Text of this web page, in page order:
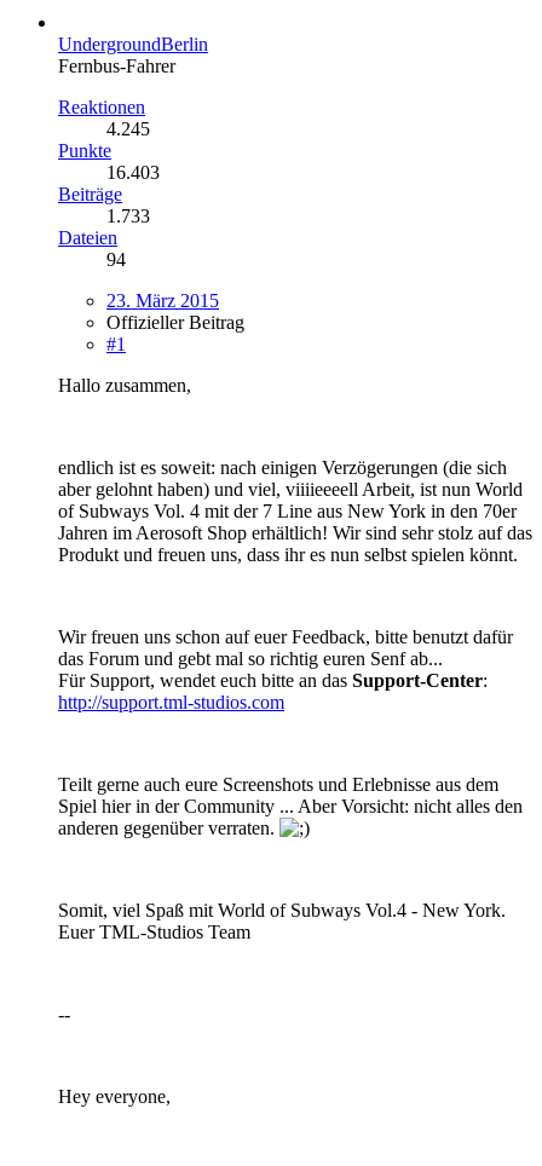
UndergroundBerlin
Fernbus-Fahrer
Reaktionen
4.245
Punkte
16.403
Beiträge
1.733
Dateien
94
23. März 2015
Offizieller Beitrag
#1
Hallo zusammen,
endlich ist es soweit: nach einigen Verzögerungen (die sich
aber gelohnt haben) und viel, viiiieeeell Arbeit, ist nun World
of Subways Vol. 4 mit der 7 Line aus New York in den 70er
Jahren im Aerosoft Shop erhältlich! Wir sind sehr stolz auf das
Produkt und freuen uns, dass ihr es nun selbst spielen könnt.
Wir freuen uns schon auf euer Feedback, bitte benutzt dafür
das Forum und gebt mal so richtig euren Senf ab...
Für Support, wendet euch bitte an das Support-Center:
http://support.tml-studios.com
Teilt gerne auch eure Screenshots und Erlebnisse aus dem
Spiel hier in der Community ... Aber Vorsicht: nicht alles den
anderen gegenüber verraten.
Somit, viel Spaß mit World of Subways Vol.4 - New York.
Euer TML-Studios Team
--
Hey everyone,